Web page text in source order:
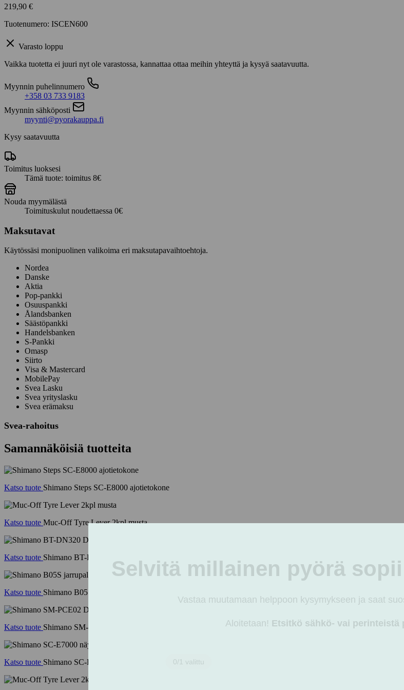
219,90 €
Tuotenumero: ISCEN600
Varasto loppu
Vaikka tuotetta ei juuri nyt ole varastossa, kannattaa ottaa meihin yhteyttä ja kysyä saatavuutta.
Myynnin puhelinnumero
+358 03 733 9183
Myynnin sähköposti
myynti@pyorakauppa.fi
Kysy saatavuutta
Toimitus luoksesi
Tämä tuote: toimitus 8€
Nouda myymälästä
Toimituskulut noudettaessa 0€
Maksutavat
Käytössäsi monipuolinen valikoima eri maksutapavaihtoehtoja.
Nordea
Danske
Aktia
Pop-pankki
Osuuspankki
Ålandsbanken
Säästöpankki
Handelsbanken
S-Pankki
Omasp
Siirto
Visa & Mastercard
MobilePay
Svea Lasku
Svea yrityslasku
Svea erämaksu
Svea-rahoitus
Samannäköisiä tuotteita
Katso tuote Shimano Steps SC-E8000 ajotietokone
Katso tuote Muc-Off Tyre Lever 2kpl musta
Katso tuote Shimano BT-DN320 Di2 akku
Katso tuote Shimano B05S jarrupala resin
Katso tuote Shimano SM-PCE02 Di2 diagnostiikkatyökalu
Katso tuote Shimano SC-E7000 näyttö